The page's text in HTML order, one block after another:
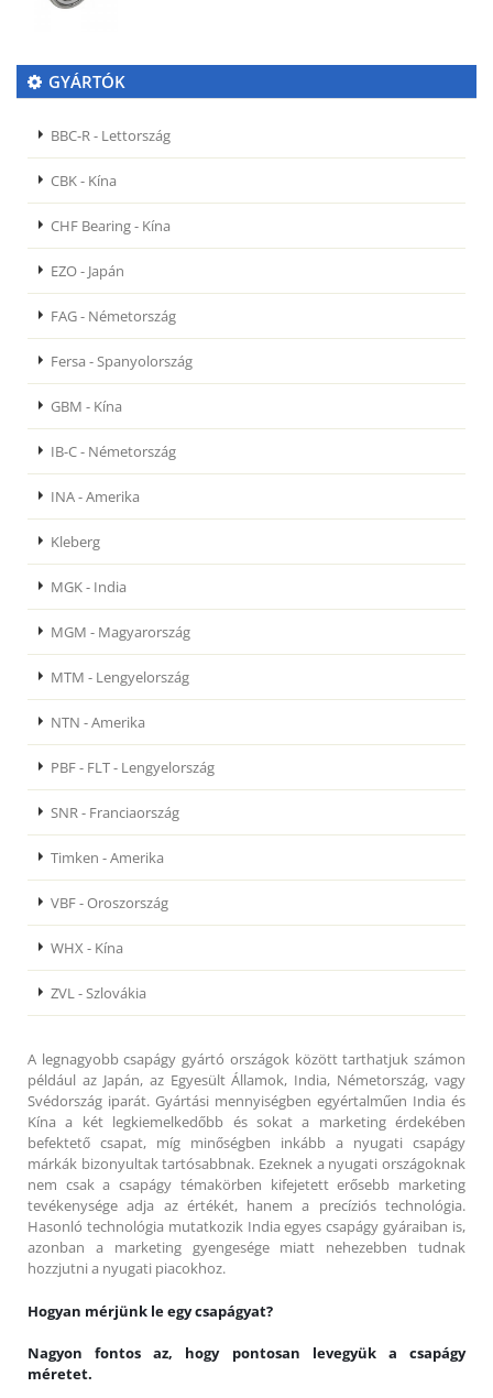
GYÁRTÓK
BBC-R - Lettország
CBK - Kína
CHF Bearing - Kína
EZO - Japán
FAG - Németország
Fersa - Spanyolország
GBM - Kína
IB-C - Németország
INA - Amerika
Kleberg
MGK - India
MGM - Magyarország
MTM - Lengyelország
NTN - Amerika
PBF - FLT - Lengyelország
SNR - Franciaország
Timken - Amerika
VBF - Oroszország
WHX - Kína
ZVL - Szlovákia
A legnagyobb csapágy gyártó országok között tarthatjuk számon
például az Japán, az Egyesült Államok, India, Németország, vagy
Svédország iparát. Gyártási mennyiségben egyértalműen India és
Kína a két legkiemelkedőbb és sokat a marketing érdekében
befektető csapat, míg minőségben inkább a nyugati csapágy
márkák bizonyultak tartósabbnak. Ezeknek a nyugati országoknak
nem csak a csapágy témakörben kifejetett erősebb marketing
tevékenysége adja az értékét, hanem a precíziós technológia.
Hasonló technológia mutatkozik India egyes csapágy gyáraiban is,
azonban a marketing gyengesége miatt nehezebben tudnak
hozzjutni a nyugati piacokhoz.
Hogyan mérjünk le egy csapágyat?
Nagyon fontos az, hogy pontosan levegyük a csapágy
méretet.